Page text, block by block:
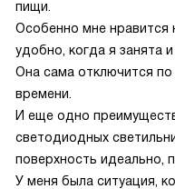
пищи.
Особенно мне нравится
удобно, когда я занята
Она сама отключится по
времени.
И еще одно
светодиодных
поверхность идеально,
У меня была ситуация,